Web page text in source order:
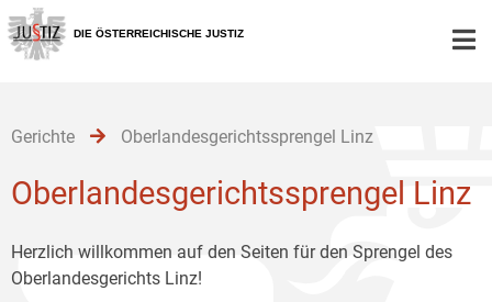
Zur
Hauptnavigation
[1]
Zum
Inhalt
[2]
Zum
Untermenü
[3]
DIE ÖSTERREICHISCHE JUSTIZ
Gerichte Oberlandesgerichtssprengel Linz
Oberlandesgerichtssprengel Linz
Herzlich willkommen auf den Seiten für den Sprengel des
Oberlandesgerichts Linz!